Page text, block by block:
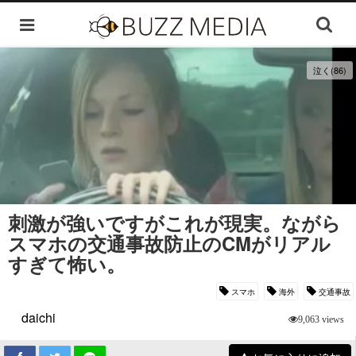
泣く(86)
刺激が強いですがこれが現実。ながら
スマホの交通事故防止のCMがリアル
すぎて怖い。
スマホ 海外 交通事故
daichi 9,063 views